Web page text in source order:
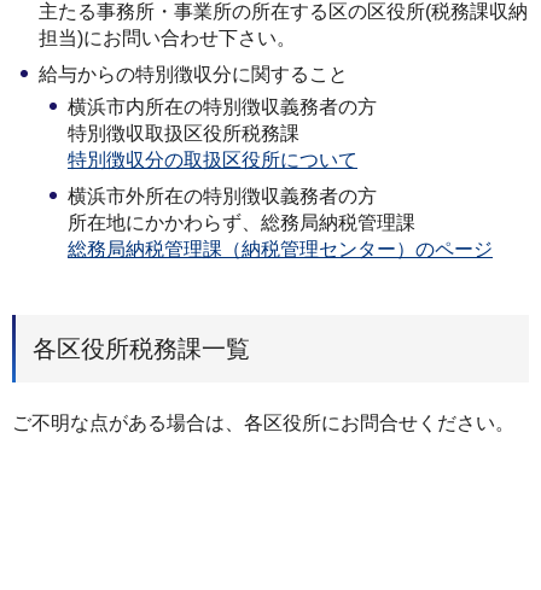
主たる事務所・事業所の所在する区の区役所(税務課収納
担当)にお問い合わせ下さい。
給与からの特別徴収分に関すること
横浜市内所在の特別徴収義務者の方
特別徴収取扱区役所税務課
特別徴収分の取扱区役所について
横浜市外所在の特別徴収義務者の方
所在地にかかわらず、総務局納税管理課
総務局納税管理課（納税管理センター）のページ
各区役所税務課一覧
ご不明な点がある場合は、各区役所にお問合せください。